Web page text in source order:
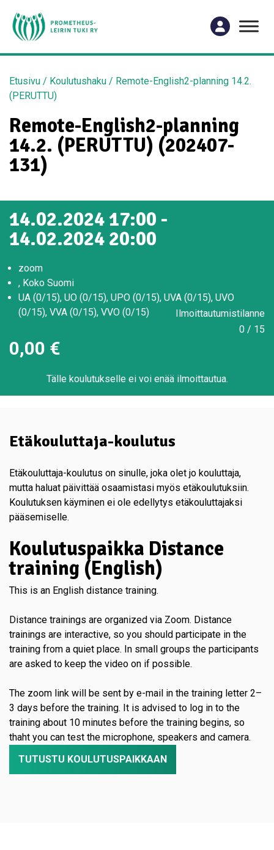
Etusivu / Koulutushaku / Remote-English2-planning 14.2.
(PERUTTU)
Remote-English2-planning
14.2. (PERUTTU) (202407-
131)
14.02.2024 17:00 -
14.02.2024 20:00
zoom
, Koko Suomi
UA (0/15), UO (0/15), UPO (0/15), UVA (0/15), UVO
(0/15), VVA (0/15), VVO (0/15)
Ilmoittautumistilanne
0 / 15
0,00 €
Tälle koulutukselle ei voi enää ilmoittautua.
Etäkouluttaja-koulutus
Etäkouluttaja-koulutus on sinulle, joka olet jo kouluttaja,
mutta haluat päivittää osaamistasi myös etäkoulutuksiin.
Koulutuksen käyminen ei ole edellytys etäkouluttajaksi
pääsemiselle.
Koulutuspaikka Distance
training (English)
This is an English distance training.
Distance trainings are organized via Zoom. Distance
trainings are interactive, so you should participate in the
training from a quiet place. In small groups the participants
are asked to keep the video on if possible.
The zoom link will be sent by e-mail in the training letter 2–
3 days before the training. It is advised to log in to the
training about 10 minutes before the training begins, so
thaht you can test the microphone, speakers and camera.
TUTUSTU KOULUTUSPAIKKAAN